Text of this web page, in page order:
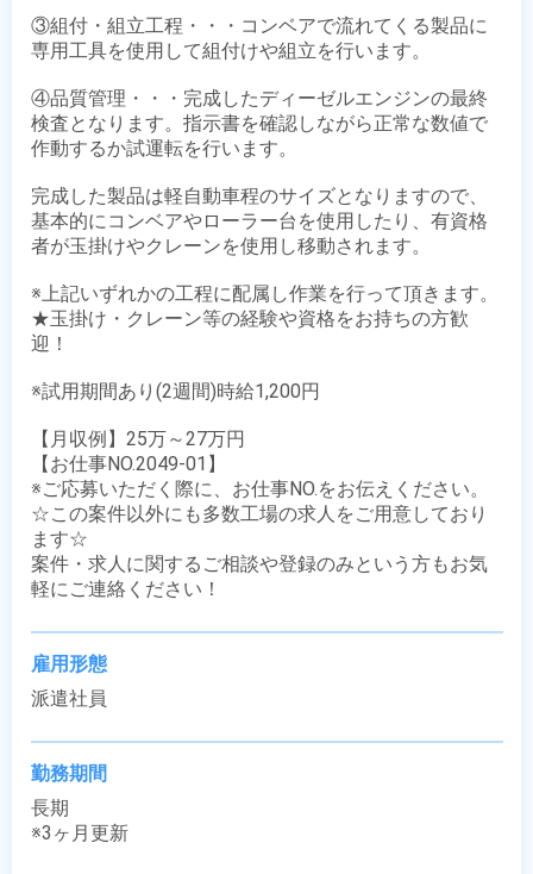
③組付・組立工程・・・コンベアで流れてくる製品に
専用工具を使用して組付けや組立を行います。
④品質管理・・・完成したディーゼルエンジンの最終
検査となります。指示書を確認しながら正常な数値で
作動するか試運転を行います。
完成した製品は軽自動車程のサイズとなりますので、
基本的にコンベアやローラー台を使用したり、有資格
者が玉掛けやクレーンを使用し移動されます。
※上記いずれかの工程に配属し作業を行って頂きます。
★玉掛け・クレーン等の経験や資格をお持ちの方歓
迎！
※試用期間あり(2週間)時給1,200円
【月収例】25万～27万円
【お仕事NO.2049-01】
※ご応募いただく際に、お仕事NO.をお伝えください。
☆この案件以外にも多数工場の求人をご用意しており
ます☆
案件・求人に関するご相談や登録のみという方もお気
軽にご連絡ください！
雇用形態
派遣社員
勤務期間
長期
※3ヶ月更新